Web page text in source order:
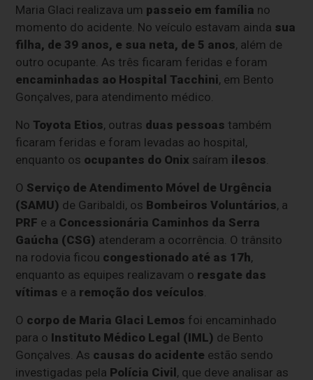
Maria Glaci realizava um passeio em família no
momento do acidente. No veículo estavam ainda sua
filha, de 39 anos, e sua neta, de 5 anos, além de
outro ocupante. As três ficaram feridas e foram
encaminhadas ao Hospital Tacchini, em Bento
Gonçalves, para atendimento médico.
No Toyota Etios, outras duas pessoas também
ficaram feridas e foram levadas ao hospital,
enquanto os ocupantes do Onix saíram ilesos
O Serviço de Atendimento Móvel de Urgência
(SAMU) de Garibaldi, os Bombeiros Voluntários, a
PRF e a Concessionária Caminhos da Serra
Gaúcha (CSG) atenderam a ocorrência. O trânsito
na rodovia ficou congestionado até as 17h,
enquanto as equipes realizavam o resgate das
vítimas e a remoção dos veículos
O corpo de Maria Glaci Lemos foi encaminhado
para o Instituto Médico Legal (IML) de Bento
Gonçalves. As causas do acidente estão sendo
investigadas pela Polícia Civil, que deve analisar as